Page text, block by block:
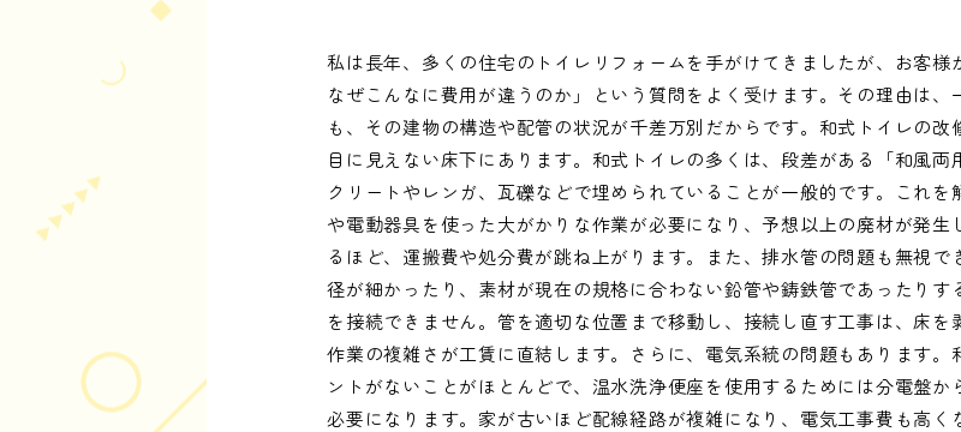
私は長年、多くの住宅のトイレリフォームを手がけてきましたが、お客様
なぜこんなに費用が違うのか」という質問をよく受けます。その理由は
も、その建物の構造や配管の状況が千差万別だからです。和式トイレの
目に見えない床下にあります。和式トイレの多くは、段差がある「和風
クリートやレンガ、瓦礫などで埋められていることが一般的です。これ
や電動器具を使った大がかりな作業が必要になり、予想以上の廃材が発
るほど、運搬費や処分費が跳ね上がります。また、排水管の問題も無視
径が細かったり、素材が現在の規格に合わない鉛管や鋳鉄管であったり
を接続できません。管を適切な位置まで移動し、接続し直す工事は、床
作業の複雑さが工賃に直結します。さらに、電気系統の問題もあります
ントがないことがほとんどで、温水洗浄便座を使用するためには分電盤
必要になります。家が古いほど配線経路が複雑になり、電気工事費も高く